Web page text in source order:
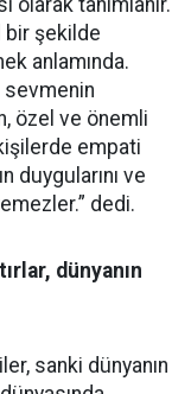
olarak tanımlanır.
bir şekilde
anlamında.
özel ve önemli
empati
duygularını ve
dedi.
dünyanın
sanki dünyanın